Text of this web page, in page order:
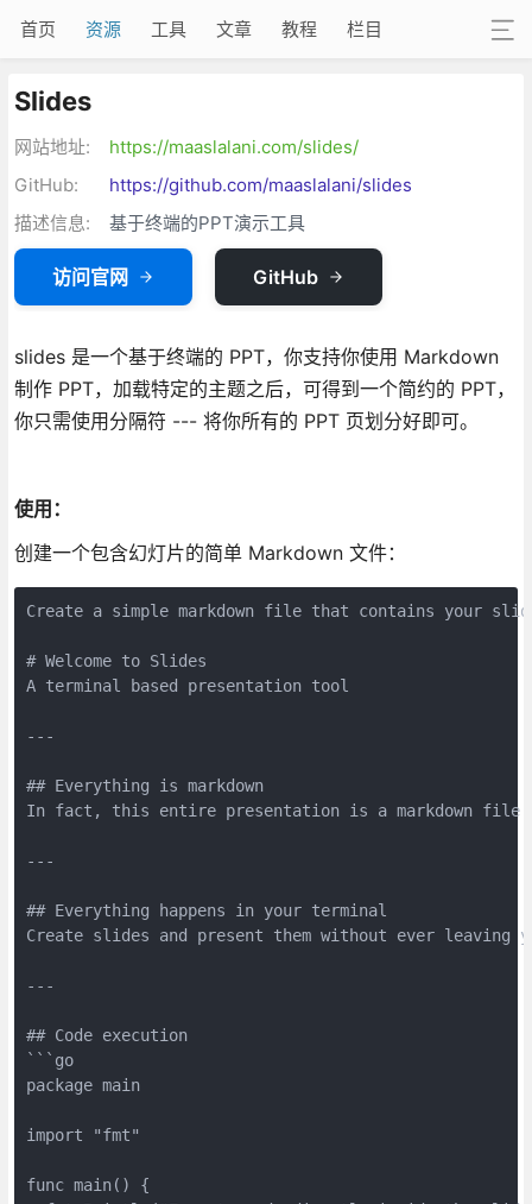
首页 资源 工具 文章 教程 栏目
Slides
网站地址:
https://maaslalani.com/slides/
GitHub:
https://github.com/maaslalani/slides
描述信息:
基于终端的PPT演示工具
访问官网 GitHub
slides 是一个基于终端的 PPT，你支持你使用 Markdown
制作 PPT，加载特定的主题之后，可得到一个简约的 PPT，
你只需使用分隔符 --- 将你所有的 PPT 页划分好即可。
使用：
创建一个包含幻灯片的简单 Markdown 文件：
Create a simple markdown file that contains your
# Welcome to Slides
A terminal based presentation tool
---
## Everything is markdown
In fact, this entire presentation is a markdown file.
---
## Everything happens in your terminal
Create slides and present them without ever leaving
---
## Code execution
```go
package main
import "fmt"
func main() {